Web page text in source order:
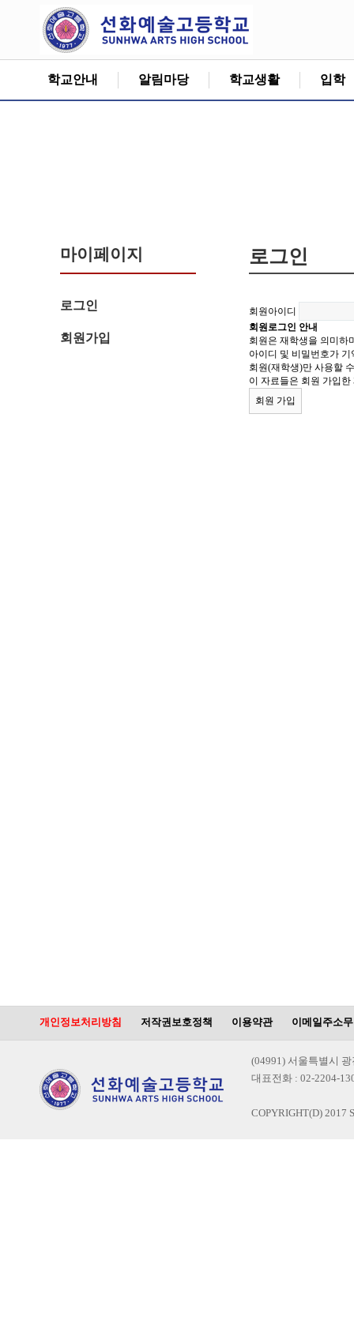
학교안내 알림마당 학교생활 입학
마이페이지
로그인
회원가입
로그인
회원아이디
회원로그인 안내
회원은 재학생을 의미하
아이디 및 비밀번호가
회원(재학생)만 사용할
이 자료들은 회원 가입
회원 가입
개인정보처리방침 저작권보호정책 이용약관 이메일주소
(04991) 서울특별시
대표전화 : 02-2204-
COPYRIGHT(D) 2017